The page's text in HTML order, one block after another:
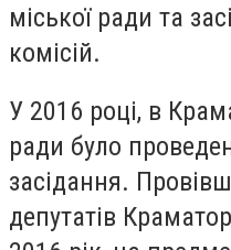
міської ради та
комісій.
У 2016 році, в
ради було
засідання.
депутатів